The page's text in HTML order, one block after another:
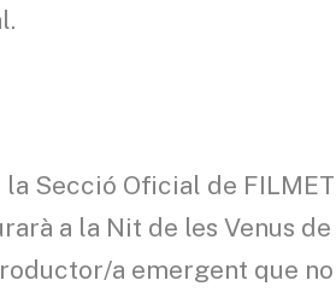
Secció Oficial de
a la Nit de les Venus de
a emergent que